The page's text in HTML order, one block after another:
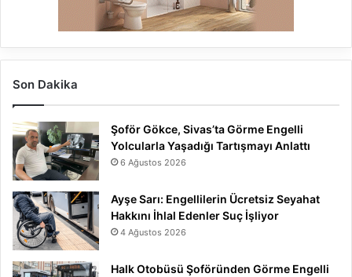
Son Dakika
Şoför Gökce, Sivas’ta Görme Engelli
Yolcularla Yaşadığı Tartışmayı Anlattı
6 Ağustos 2026
Ayşe Sarı: Engellilerin Ücretsiz Seyahat
Hakkını İhlal Edenler Suç İşliyor
4 Ağustos 2026
Halk Otobüsü Şoföründen Görme Engelli